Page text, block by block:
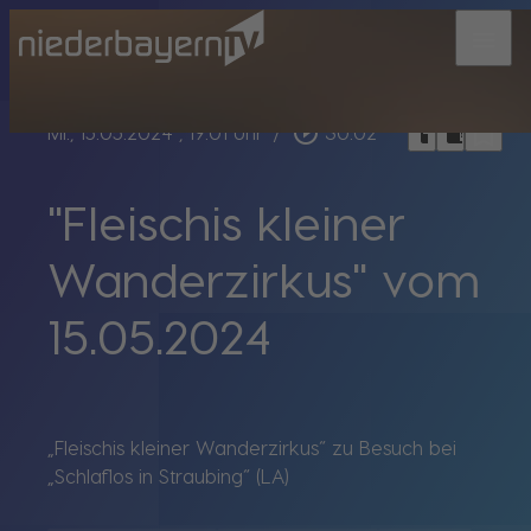
Mi., 15.05.2024, 19:01 Uhr / play_circle_outline 30:02 headphoneschrome_reader_modebookmark_border
"Fleischis kleiner
Wanderzirkus" vom
15.05.2024
„Fleischis kleiner Wanderzirkus“ zu Besuch bei
„Schlaflos in Straubing“ (LA)